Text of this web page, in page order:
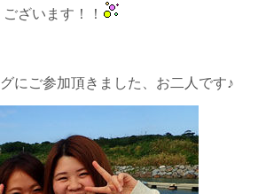
ざいます！！
にご参加頂きました、お二人です♪